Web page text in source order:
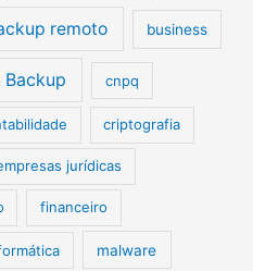
remoto business
Backup cnpq
criptografia
jurídicas
financeiro
malware